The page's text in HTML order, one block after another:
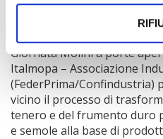
Sabato 24 maggio si terrà la
Giornata Molini a porte
Italmopa – Associazione
(FederPrima/Confindustria)
vicino il processo di
tenero e del frumento duro
e semole alla base di